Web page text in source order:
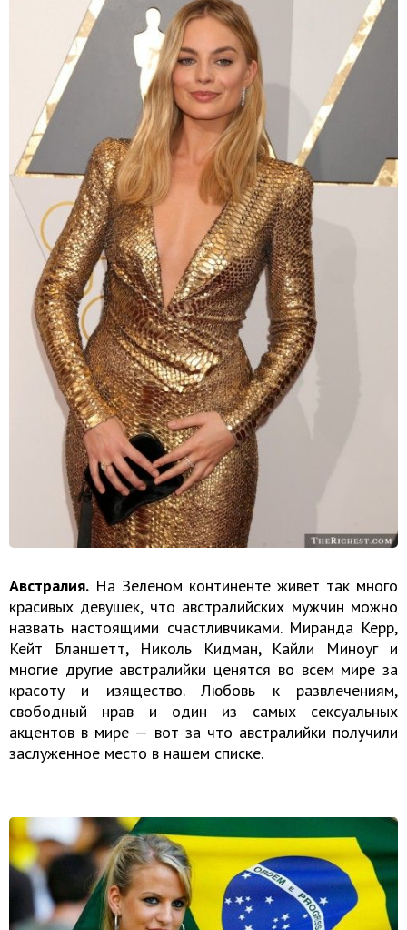
Австралия. На Зеленом континенте живет так много
красивых девушек, что австралийских мужчин можно
назвать настоящими счастливчиками. Миранда Керр,
Кейт Бланшетт, Николь Кидман, Кайли Миноуг и
многие другие австралийки ценятся во всем мире за
красоту и изящество. Любовь к развлечениям,
свободный нрав и один из самых сексуальных
акцентов в мире — вот за что австралийки получили
заслуженное место в нашем списке.